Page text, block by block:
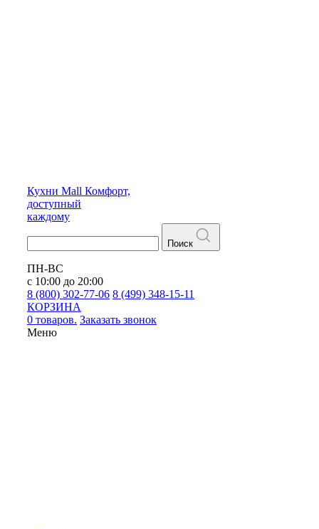
Кухни Mall Комфорт,
доступный
каждому
Поиск
ПН-ВС
с 10:00 до 20:00
8 (800) 302-77-06 8 (499) 348-15-11
КОРЗИНА
0 товаров. Заказать звонок
Меню